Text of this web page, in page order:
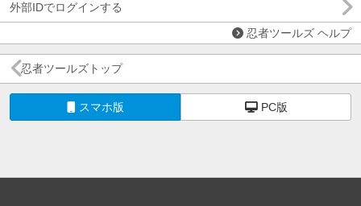
外部IDでログインする
忍者ツールズ ヘルプ
忍者ツールズトップ
スマホ版 PC版